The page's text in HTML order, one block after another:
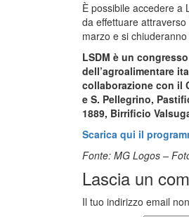
È possibile accedere a
da effettuare attraverso
marzo e si
LSDM è un
dell’agroalimentare
collaborazione con il
e S. Pellegrino,
1889, Birrificio
Scarica qui il
Fonte: MG Logos –
Lascia un
Il tuo indirizzo email